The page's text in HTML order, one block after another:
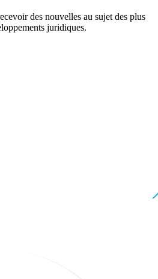
des nouvelles au sujet des plus
juridiques.